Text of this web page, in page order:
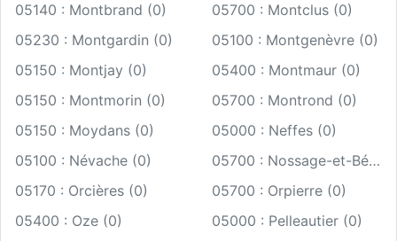
05140 : Montbrand (0)
05700 : Montclus (0)
05230 : Montgardin (0)
05100 : Montgenèvre (0)
05150 : Montjay (0)
05400 : Montmaur (0)
05150 : Montmorin (0)
05700 : Montrond (0)
05150 : Moydans (0)
05000 : Neffes (0)
05100 : Névache (0)
05700 : Nossage-et-Bénévent (0)
05170 : Orcières (0)
05700 : Orpierre (0)
05400 : Oze (0)
05000 : Pelleautier (0)